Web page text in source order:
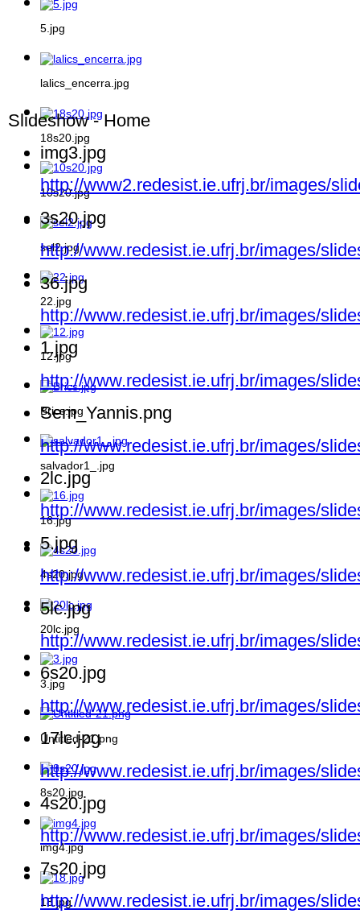
5.jpg
lalics_encerra.jpg
18s20.jpg
10s20.jpg
sel2.jpg
22.jpg
12.jpg
Brics.jpg
salvador1_.jpg
16.jpg
4s20.jpg
20lc.jpg
3.jpg
Untitled-21.png
8s20.jpg
img4.jpg
18.jpg
Slideshow - Home
img3.jpg
http://www2.redesist.ie.ufrj.br/images/
3s20.jpg
http://www.redesist.ie.ufrj.br/images/
36.jpg
http://www.redesist.ie.ufrj.br/images/
1.jpg
http://www.redesist.ie.ufrj.br/images/
Sem_Yannis.png
http://www.redesist.ie.ufrj.br/images/
2lc.jpg
http://www.redesist.ie.ufrj.br/images/
5.jpg
http://www.redesist.ie.ufrj.br/images/
5lc.jpg
http://www.redesist.ie.ufrj.br/images/
6s20.jpg
http://www.redesist.ie.ufrj.br/images/
17lc.jpg
http://www.redesist.ie.ufrj.br/images/
4s20.jpg
http://www.redesist.ie.ufrj.br/images/
7s20.jpg
http://www.redesist.ie.ufrj.br/images/